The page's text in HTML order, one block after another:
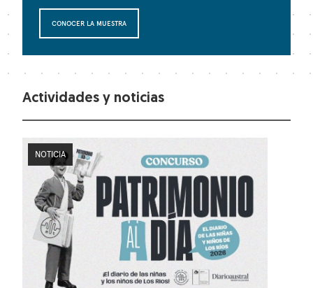
CONOCER LA MUESTRA
Actividades y noticias
NOTICIA